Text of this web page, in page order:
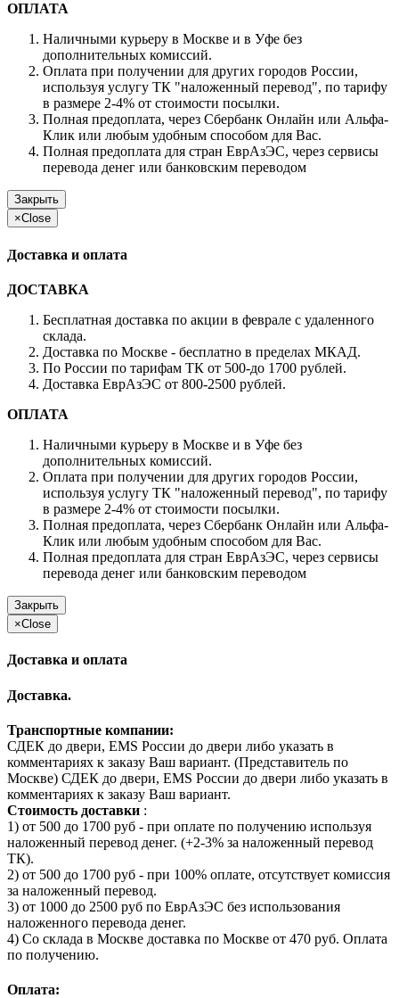
ОПЛАТА
Наличными курьеру в Москве и в Уфе без
дополнительных комиссий.
Оплата при получении для других городов России,
используя услугу ТК "наложенный перевод", по тарифу
в размере 2-4% от стоимости посылки.
Полная предоплата, через Сбербанк Онлайн или Альфа-
Клик или любым удобным способом для Вас.
Полная предоплата для стран ЕврАзЭС, через сервисы
перевода денег или банковским переводом
Закрыть
×Close
Доставка и оплата
ДОСТАВКА
Бесплатная доставка по акции в феврале с удаленного
склада.
Доставка по Москве - бесплатно в пределах МКАД.
По России по тарифам ТК от 500-до 1700 рублей.
Доставка ЕврАзЭС от 800-2500 рублей.
ОПЛАТА
Наличными курьеру в Москве и в Уфе без
дополнительных комиссий.
Оплата при получении для других городов России,
используя услугу ТК "наложенный перевод", по тарифу
в размере 2-4% от стоимости посылки.
Полная предоплата, через Сбербанк Онлайн или Альфа-
Клик или любым удобным способом для Вас.
Полная предоплата для стран ЕврАзЭС, через сервисы
перевода денег или банковским переводом
Закрыть
×Close
Доставка и оплата
Доставка.
Транспортные компании:
СДЕК до двери, EMS России до двери либо указать в
комментариях к заказу Ваш вариант. (Представитель по
Москве) СДЕК до двери, EMS России до двери либо указать в
комментариях к заказу Ваш вариант.
Стоимость доставки :
1) от 500 до 1700 руб - при оплате по получению используя
наложенный перевод денег. (+2-3% за наложенный перевод
ТК).
2) от 500 до 1700 руб - при 100% оплате, отсутствует комиссия
за наложенный перевод.
3) от 1000 до 2500 руб по ЕврАзЭС без использования
наложенного перевода денег.
4) Со склада в Москве доставка по Москве от 470 руб. Оплата
по получению.
Оплата: